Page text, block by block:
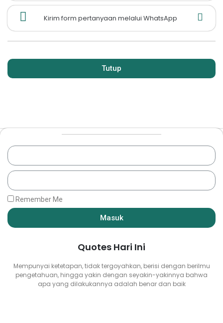
Kirim form pertanyaan melalui WhatsApp
Tutup
Remember Me
Masuk
Quotes Hari Ini
Mempunyai ketetapan, tidak tergoyahkan, berisi dengan berilmu
pengetahuan, hingga yakin dengan seyakin-yakinnya bahwa
apa yang dilakukannya adalah benar dan baik